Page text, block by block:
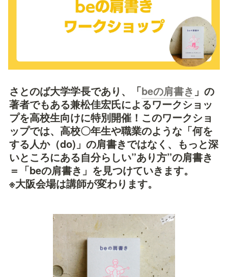
さとのば大学学長であり、「beの肩書き 」の
著者でもある兼松佳宏氏によるワークショッ
プを高校生向けに特別開催！このワークショ
ップでは、高校〇年生や職業のような「何を
する人か（do)」の肩書きではなく、もっと深
いところにある自分らしい”あり方”の肩書き
＝「beの肩書き」を見つけていきます。
※大阪会場は講師が変わります。